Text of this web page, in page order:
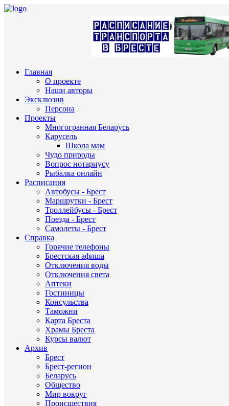
Главная
О проекте
Наши авторы
Эксклюзив
Персона
Проекты
Многогранная Беларусь
Карусель
Школа мам
Чудо природы
Вопрос нотариусу
Рыбалка онлайн
Расписания
Автобусы - Брест
Маршрутки - Брест
Троллейбусы - Брест
Поезда - Брест
Самолеты - Брест
Справка
Горячие телефоны
Брестская афиша
Отключения воды
Отключения света
Аптеки
Гостиницы
Консульства
Таможни
Карта Бреста
Храмы Бреста
Курсы валют
Архив
Брест
Брест-регион
Беларусь
Общество
Мир вокруг
Происшествия